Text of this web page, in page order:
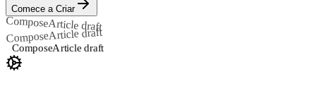
Comece a Criar
ComposeArticle draft
ComposeArticle draft
ComposeArticle draft